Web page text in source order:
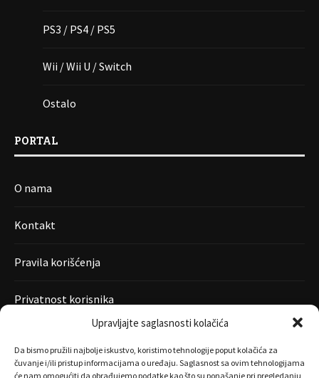
Upravljajte saglasnosti kolačića
Da bismo pružili najbolje iskustvo, koristimo tehnologije poput kolačića za
čuvanje i/ili pristup informacijama o uređaju. Saglasnost sa ovim tehnologijama
će nam omogućiti da obrađujemo podatke kao što su ponašanje pri pregledanju
PS3 / PS4 / PS5
Wii / Wii U / Switch
Ostalo
PORTAL
O nama
Kontakt
Pravila korišćenja
Privatnost korisnika